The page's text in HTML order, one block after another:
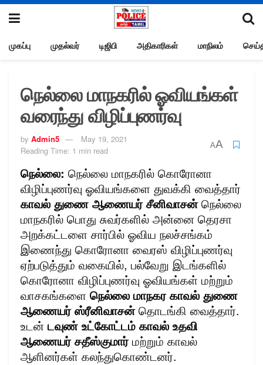
முகப்பு முதல்வர் டிஜிபி அதிகாரிகள் மாநிலம்
நெல்லை மாநகரில் ஓவியங்கள்
வரைந்து விழிப்புணர்வு
by Admin5
May 19, 2021
Reading Time: 1 min read
AA
நெல்லை: நெல்லை மாநகரில் கொரோனா
விழிப்புணர்வு ஓவியங்களை துவக்கி வைத்தார்
காவல் துணை ஆணையர் சீனிவாசன்நெல்லை
மாநகரில் பொது சுவர்களில் அன்னை தெரசா
அறக்கட்டளை சார்பில் ஓவிய நலச்சங்கம்
இணைந்து கொரோனா வைரஸ் விழிப்புணர்வு
ஏற்படுத்தும் வகையில், பல்வேறு இடங்களில்
கொரோனா விழிப்புணர்வு ஓவியங்கள் மற்றும்
வாசகங்களை நெல்லை மாநகர காவல் துணை
ஆணையர் ஸ்ரீனிவாசன்தொடங்கி வைத்தார்.
உடன் டவுண் உட்கோட்டம் காவல் உதவி
ஆணையர் சதீஸ்குமார்மற்றும் காவல்
ஆளினர்கள் கலந்துகொண்டனர்.